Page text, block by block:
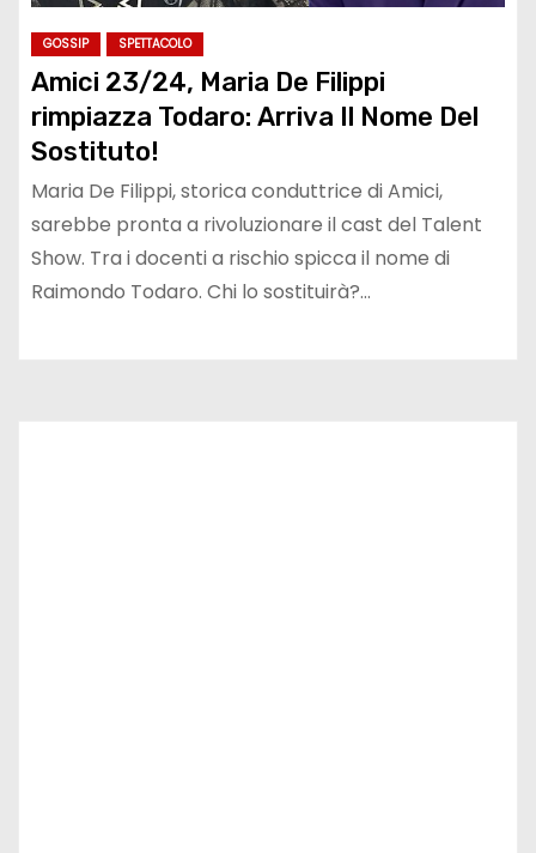
GOSSIP SPETTACOLO
Amici 23/24, Maria De Filippi
rimpiazza Todaro: Arriva Il Nome Del
Sostituto!
Maria De Filippi, storica conduttrice di Amici,
sarebbe pronta a rivoluzionare il cast del Talent
Show. Tra i docenti a rischio spicca il nome di
Raimondo Todaro. Chi lo sostituirà?…